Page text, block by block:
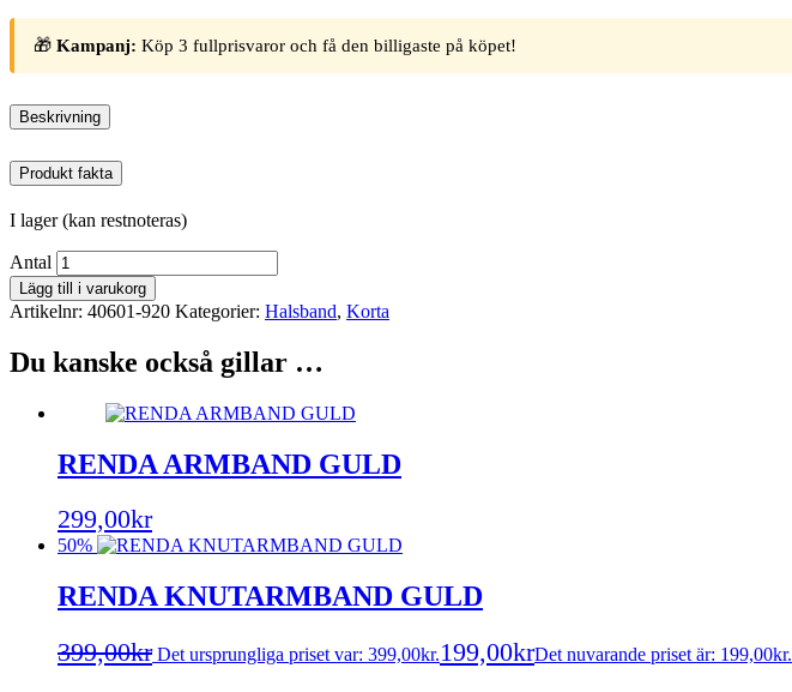
🎁 Kampanj: Köp 3 fullprisvaror och få den billigaste på köpet!
Beskrivning
Produkt fakta
I lager (kan restnoteras)
Antal
Lägg till i varukorg
Artikelnr: 40601-920 Kategorier: Halsband, Korta
Du kanske också gillar …
RENDA ARMBAND GULD
299,00kr
50%
RENDA KNUTARMBAND GULD
399,00kr Det ursprungliga priset var: 399,00kr.199,00krDet nuvarande priset är: 199,00kr.